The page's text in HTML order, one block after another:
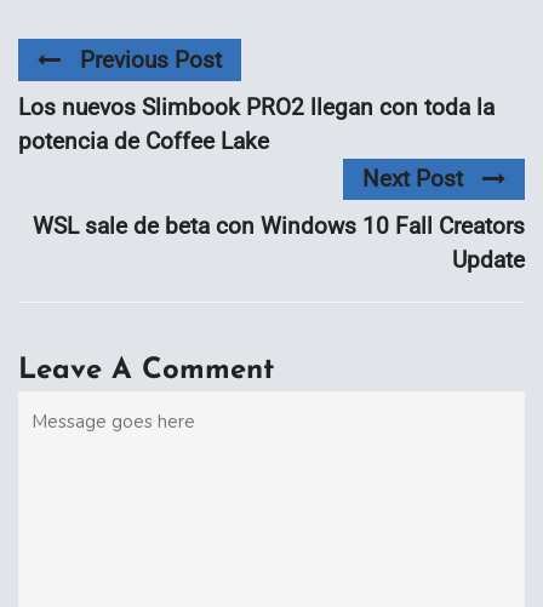
Previous Post
Los nuevos Slimbook PRO2 llegan con toda la
potencia de Coffee Lake
Next Post
WSL sale de beta con Windows 10 Fall Creators
Update
Leave A Comment